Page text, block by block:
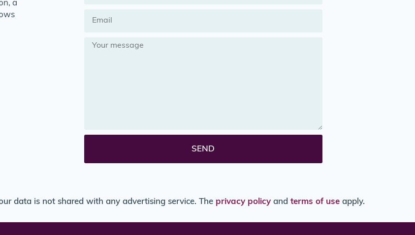
a
SEND
data is not shared with any advertising service. The privacy policyand terms of useapply.